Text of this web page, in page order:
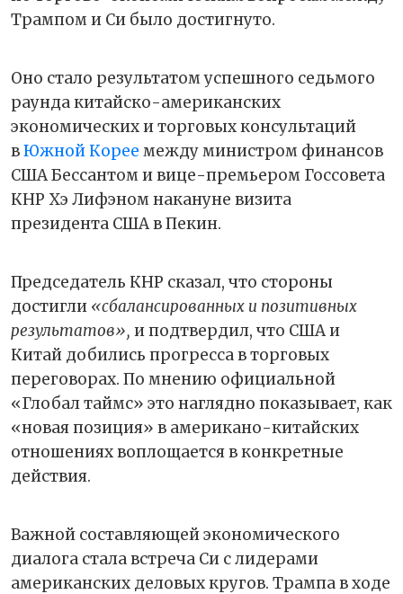
Трампом и Си было достигнуто.
Оно стало результатом успешного седьмого
раунда китайско-американских
экономических и торговых консультаций
вЮжной Корее между министром финансов
США Бессантом и вице-премьером Госсовета
КНР Хэ Лифэном накануне визита
президента США в Пекин.
Председатель КНР сказал, что стороны
достигли «сбалансированных и позитивных
результатов», и подтвердил, что США и
Китай добились прогресса в торговых
переговорах. По мнению официальной
«Глобал таймс» это наглядно показывает, как
«новая позиция» в американо-китайских
отношениях воплощается в конкретные
действия.
Важной составляющей экономического
диалога стала встреча Си с лидерами
американских деловых кругов. Трампа в ходе